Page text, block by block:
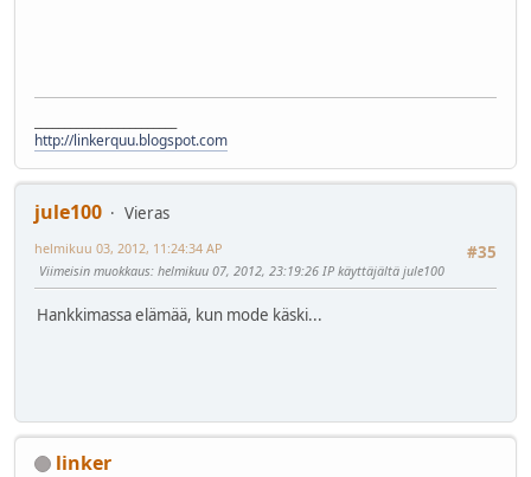
http://linkerquu.blogspot.com
jule100
Vieras
#35
helmikuu 03, 2012, 11:24:34 AP
Viimeisin muokkaus: helmikuu 07, 2012, 23:19:26 IP käyttäjältä jule100
Hankkimassa elämää, kun mode käski...
linker